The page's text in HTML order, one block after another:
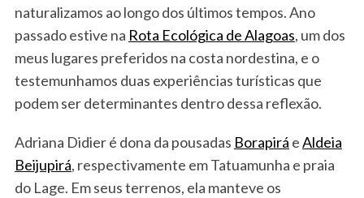
naturalizamos ao longo dos últimos tempos. Ano
passado estive na Rota Ecológica de Alagoas, um dos
meus lugares preferidos na costa nordestina, e o
testemunhamos duas experiências turísticas que
podem ser determinantes dentro dessa reflexão.
Adriana Didier é dona da pousadas Borapirá eAldeia
Beijupirá, respectivamente em Tatuamunha e praia
do Lage. Em seus terrenos, ela manteve os